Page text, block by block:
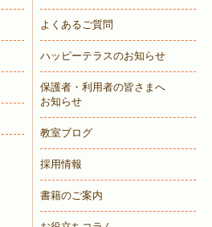
よくあるご質問
ハッピーテラスのお知らせ
保護者・利用者の皆さまへ
お知らせ
教室ブログ
採用情報
書籍のご案内